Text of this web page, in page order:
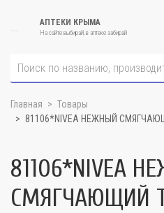
АПТЕКИ КРЫМА
На сайте выбирай, в аптеке забирай
Главная
Товары
81106*NIVEA НЕЖНЫЙ
81106*NIVEA
СМЯГЧАЮЩИЙ